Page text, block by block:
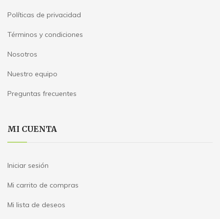
Políticas de privacidad
Términos y condiciones
Nosotros
Nuestro equipo
Preguntas frecuentes
MI CUENTA
Iniciar sesión
Mi carrito de compras
Mi lista de deseos